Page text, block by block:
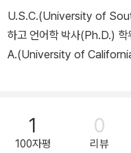
U.S.C.(University of
하고 언어학 박사(Ph.D.) 학
A.(University of
1
100자평
0
리뷰